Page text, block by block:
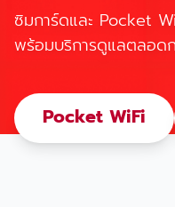
ซิมการ์ดและ Pocket
พร้อมบริการดูแลตลอดก
Pocket WiFi